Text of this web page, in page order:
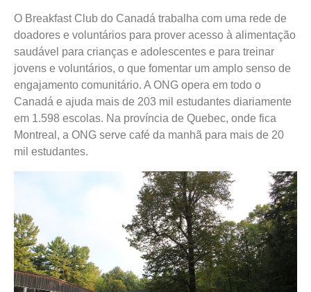
O Breakfast Club do Canadá trabalha com uma rede de
doadores e voluntários para prover acesso à alimentação
saudável para crianças e adolescentes e para treinar
jovens e voluntários, o que fomentar um amplo senso de
engajamento comunitário. A ONG opera em todo o
Canadá e ajuda mais de 203 mil estudantes diariamente
em 1.598 escolas. Na província de Quebec, onde fica
Montreal, a ONG serve café da manhã para mais de 20
mil estudantes.